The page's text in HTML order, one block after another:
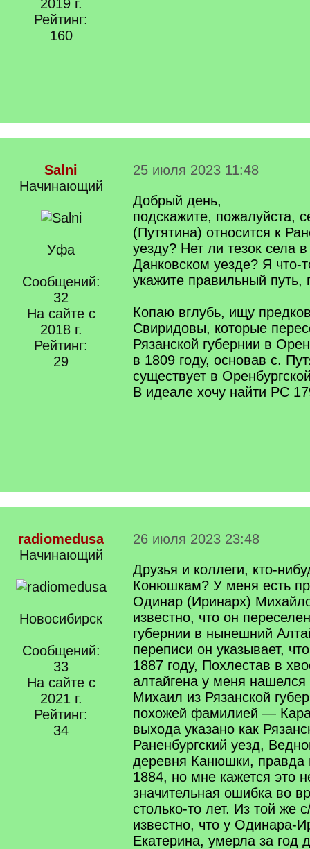
2019 г.
Рейтинг:
160
Salni
Начинающий
Уфа
Сообщений:
32
На сайте с
2018 г.
Рейтинг:
29
25 июля 2023 11:48
Добрый день,
подскажите, пожалуйста,
(Путятина) относится к
уезду? Нет ли тезок села
Данковском уезде? Я что-
укажите правильный путь,
Копаю вглубь, ищу
Свиридовы, которые
Рязанской губернии в
в 1809 году, основав с.
существует в
В идеале хочу найти РС
radiomedusa
Начинающий
Новосибирск
Сообщений:
33
На сайте с
2021 г.
Рейтинг:
34
26 июля 2023 23:48
Друзья и коллеги, кто-
Конюшкам? У меня есть
Одинар (Иринарх)
известно, что он
губернии в нынешний
переписи он указывает,
1887 году, Похлестав в
алтайгена у меня
Михаил из Рязанской
похожей фамилией —
выхода указано как
Раненбургский уезд,
деревня Канюшки, правда
1884, но мне кажется это
значительная ошибка во
столько-то лет. Из той же
известно, что у Одинара-
Екатерина, умерла за год